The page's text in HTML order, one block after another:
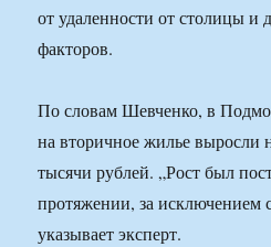
от удаленности от столицы и
факторов.
По словам Шевченко, в
на вторичное жилье выросли
тысячи рублей. „Рост был
протяжении, за
указывает эксперт.